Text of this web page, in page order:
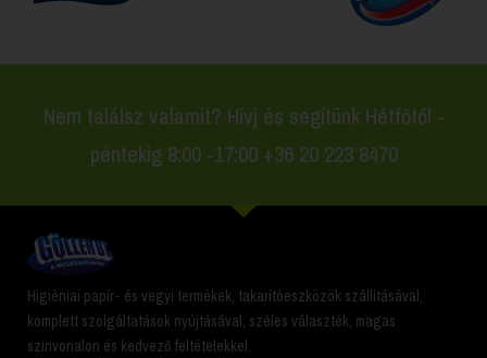
Nem találsz valamit? Hívj és segítünk Hétfőtől -
péntekig 8:00 -17:00 +36 20 223 8470
Higiéniai papír- és vegyi termékek, takarítóeszközök szállításával,
komplett szolgáltatások nyújtásával, széles választék, magas
színvonalon és kedvező feltételekkel.